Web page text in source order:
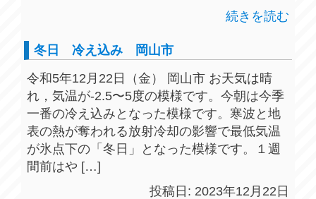
続きを読む
冬日 冷え込み 岡山市
令和5年12月22日（金） 岡山市 お天気は晴
れ，気温が-2.5〜5度の模様です。今朝は今季
一番の冷え込みとなった模様です。寒波と地
表の熱が奪われる放射冷却の影響で最低気温
が氷点下の「冬日」となった模様です。１週
間前はや […]
投稿日: 2023年12月22日